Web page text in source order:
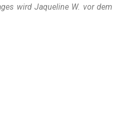
wird Jaqueline W. vor dem